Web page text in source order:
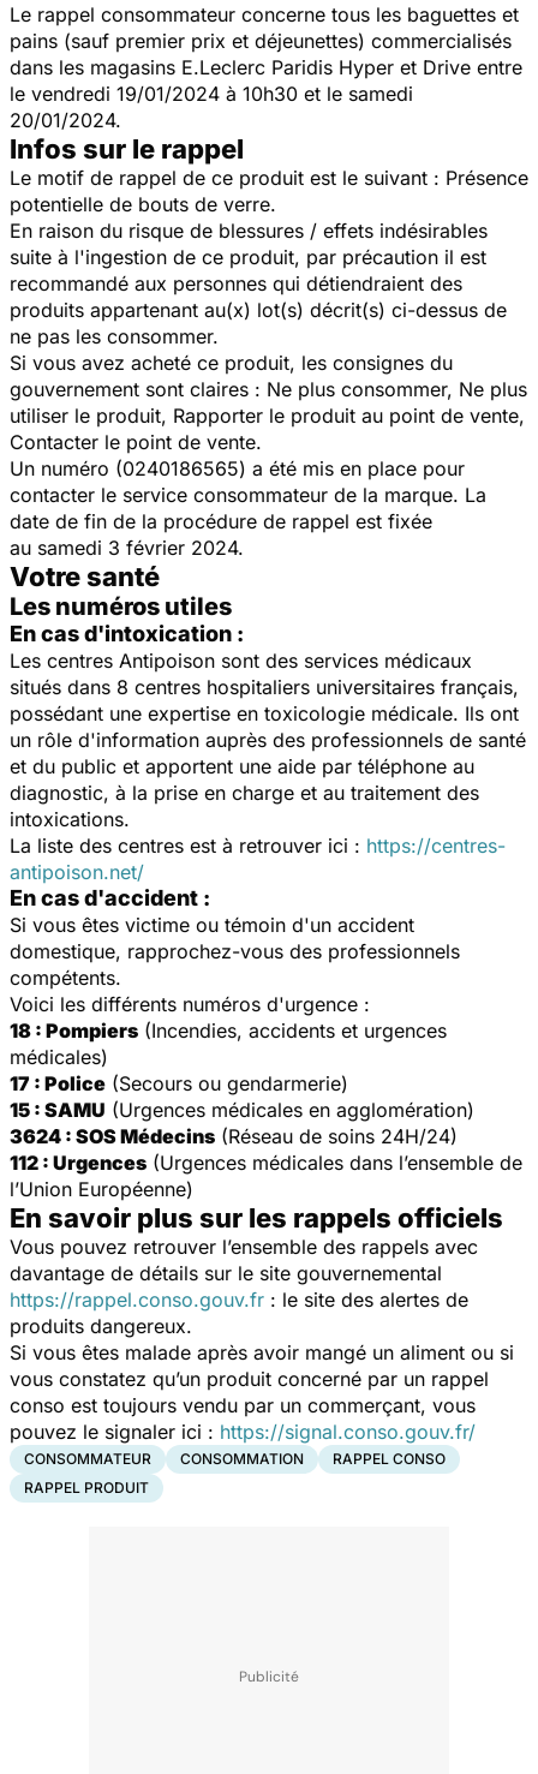
Le rappel consommateur concerne tous les baguettes et
pains (sauf premier prix et déjeunettes) commercialisés
dans les magasins E.Leclerc Paridis Hyper et Drive entre
le vendredi 19/01/2024 à 10h30 et le samedi
20/01/2024.
Infos sur le rappel
Le motif de rappel de ce produit est le suivant : Présence
potentielle de bouts de verre.
En raison du risque de blessures / effets indésirables
suite à l'ingestion de ce produit, par précaution il est
recommandé aux personnes qui détiendraient des
produits appartenant au(x) lot(s) décrit(s) ci-dessus de
ne pas les consommer.
Si vous avez acheté ce produit, les consignes du
gouvernement sont claires : Ne plus consommer, Ne plus
utiliser le produit, Rapporter le produit au point de vente,
Contacter le point de vente.
Un numéro (0240186565) a été mis en place pour
contacter le service consommateur de la marque. La
date de fin de la procédure de rappel est fixée
au samedi 3 février 2024.
Votre santé
Les numéros utiles
En cas d'intoxication :
Les centres Antipoison sont des services médicaux
situés dans 8 centres hospitaliers universitaires français,
possédant une expertise en toxicologie médicale. Ils ont
un rôle d'information auprès des professionnels de santé
et du public et apportent une aide par téléphone au
diagnostic, à la prise en charge et au traitement des
intoxications.
La liste des centres est à retrouver ici : https://centres-
antipoison.net/
En cas d'accident :
Si vous êtes victime ou témoin d'un accident
domestique, rapprochez-vous des professionnels
compétents.
Voici les différents numéros d'urgence :
18 : Pompiers (Incendies, accidents et urgences
médicales)
17 : Police (Secours ou gendarmerie)
15 : SAMU (Urgences médicales en agglomération)
3624 : SOS Médecins (Réseau de soins 24H/24)
112 : Urgences (Urgences médicales dans l’ensemble de
l’Union Européenne)
En savoir plus sur les rappels officiels
Vous pouvez retrouver l’ensemble des rappels avec
davantage de détails sur le site gouvernemental
https://rappel.conso.gouv.fr : le site des alertes de
produits dangereux.
Si vous êtes malade après avoir mangé un aliment ou si
vous constatez qu’un produit concerné par un rappel
conso est toujours vendu par un commerçant, vous
pouvez le signaler ici : https://signal.conso.gouv.fr/
CONSOMMATEUR CONSOMMATION
RAPPEL CONSO
RAPPEL PRODUIT